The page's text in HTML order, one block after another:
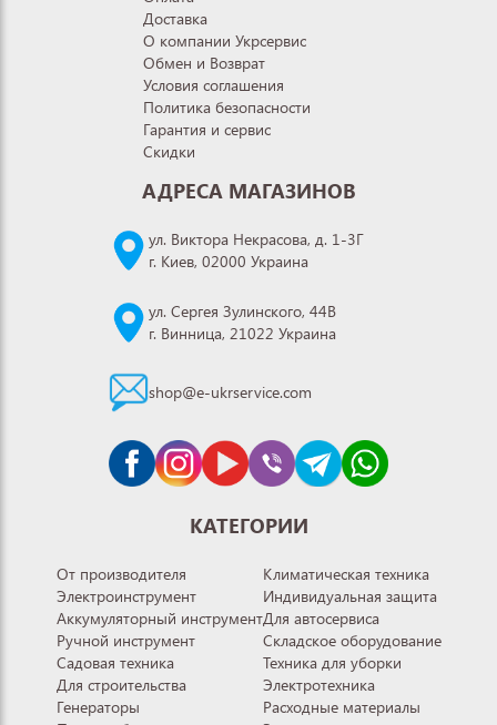
Доставка
О компании Укрсервис
Обмен и Возврат
Условия соглашения
Политика безопасности
Гарантия и сервис
Скидки
АДРЕСА МАГАЗИНОВ
ул. Виктора Некрасова, д. 1-3Г
г. Киев, 02000 Украина
ул. Сергея Зулинского, 44В
г. Винница, 21022 Украина
shop@e-ukrservice.com
КАТЕГОРИИ
От производителя
Электроинструмент
Аккумуляторный инструмент
Ручной инструмент
Садовая техника
Для строительства
Генераторы
Климатическая техника
Индивидуальная защита
Для автосервиса
Складское оборудование
Техника для уборки
Электротехника
Расходные материалы